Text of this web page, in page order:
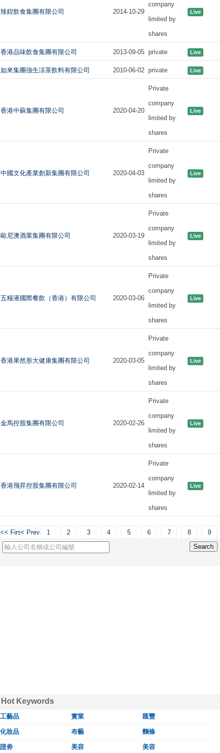
辣鍠飲食集團有限公司 2014-10-29
company
limited by
shares
Live
香港品味飲食集團有限公司 2013-09-05 private Live
如來集團強生涼茶飲料有限公司 2010-06-02 private Live
香港中蘇集團有限公司 2020-04-20
Private
company
limited by
shares
Live
中國文化產業創新集團有限公司 2020-04-03
Private
company
limited by
shares
Live
歐尼澳酒業集團有限公司 2020-03-19
Private
company
limited by
shares
Live
五糧液國際餐飲（香港）有限公司 2020-03-06
Private
company
limited by
shares
Live
香港果然形大健康集團有限公司 2020-03-05
Private
company
limited by
shares
Live
金馬控股集團有限公司 2020-02-26
Private
company
limited by
shares
Live
香港飛昇控股集團有限公司 2020-02-14
Private
company
limited by
shares
Live
<< First< Previous1 2 3 4 5 6 7 8 9
Hot Keywords
工藝品 實業 匯豐
化妝品 布藝 麵條
證劵 美容 美容